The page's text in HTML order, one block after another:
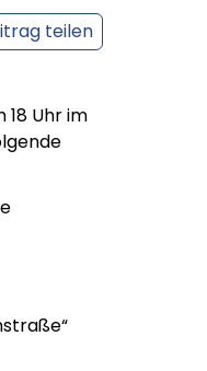
teilen
18 Uhr im